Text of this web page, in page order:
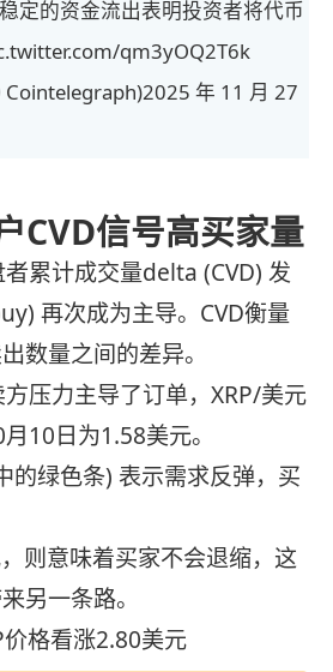
定的资金流出表明投资者将代币
qm3yOQ2T6k
Cointelegraph)2025 年 11 月 27
CVD信号高买家量
累计成交量delta (CVD) 发
再次成为主导。CVD衡量
数量之间的差异。
压力主导了订单，XRP/美元
10日为1.58美元。
的绿色条) 表示需求反弹，买
则意味着买家不会退缩，这
另一条路。